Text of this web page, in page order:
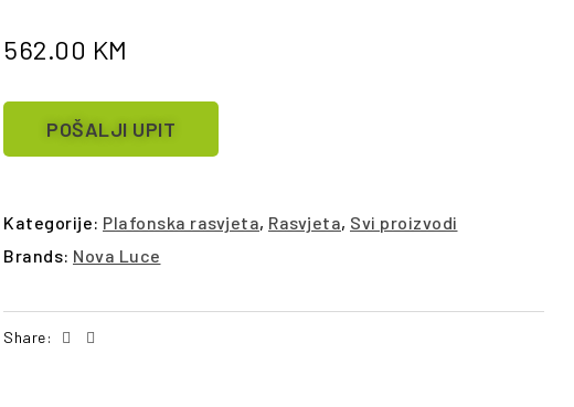
562.00 KM
POŠALJI UPIT
Kategorije: Plafonska rasvjeta, Rasvjeta, Svi proizvodi
Brands: Nova Luce
Share: Facebook